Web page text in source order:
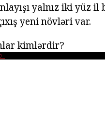
yalnız iki yüz
yeni növləri var.
kimlərdir?